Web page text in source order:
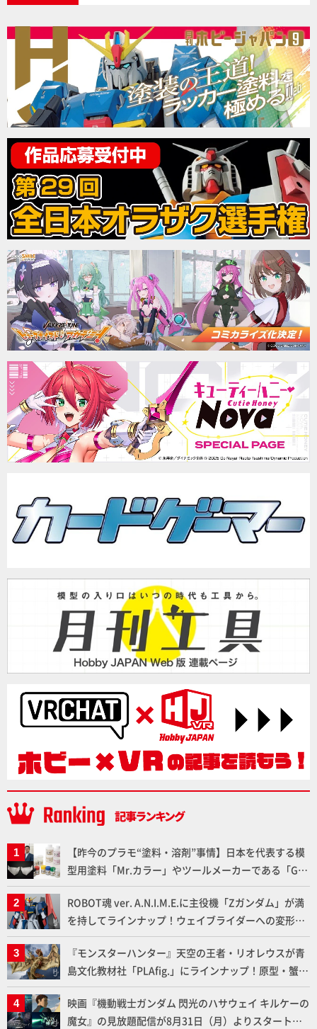
【昨今のプラモ“塗料・溶剤”事情】日本を代表する模
型用塗料「Mr.カラー」やツールメーカーである「GSI
クレオス」が語るラッカー塗料の未来とは？
ROBOT魂 ver. A.N.I.M.E.に主役機「Zガンダム」が満
を持してラインナップ！ウェイブライダーへの変形、
劇中どおりのプロポーションを再現【機動戦士Zガン
ダム】
『モンスターハンター』天空の王者・リオレウスが青
島文化教材社「PLAfig.」にラインナップ！原型・蟹蟲
修造氏の彩色作例で超ハイディテールかつ躍動感に満
ちた造形をチェック
映画『機動戦士ガンダム 閃光のハサウェイ キルケーの
魔女』の見放題配信が8月31日（月）よりスタート！